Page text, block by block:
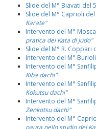
Slide del M° Biavati del
Slide del M° Caprioli
Karate"
Intervento del M°
pratica dei Kata di Judo"
Slide del M° R. Coppari
Intervento del M°
Intervento del M°
Kiba dachi"
Intervento del M°
Kokutsu dachi"
Intervento del M°
Zenkotsu dachi"
Intervento del M°
paura nello studio del